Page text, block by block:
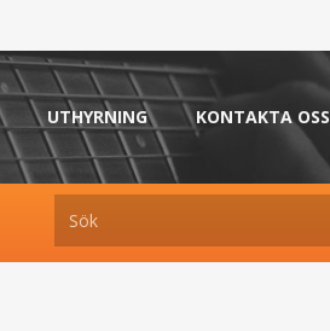
UTHYRNING KONTAKTA OSS